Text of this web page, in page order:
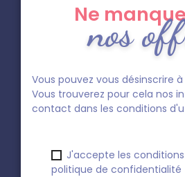
Nenos
Vous pouvez vous désinscrire
Vous trouverez pour cela nos
contact dans les conditions
J'accepte les
politique de confidentialité